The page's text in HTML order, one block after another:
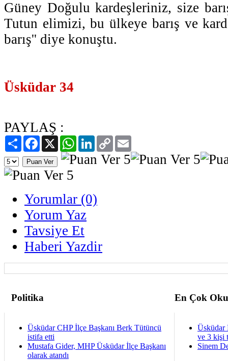
Güney Doğulu kardeşleriniz, size
Tutun elimizi, bu ülkeye barış ve
barış'' diye konuştu.
Üsküdar 34
PAYLAŞ :
PaylaşFacebook
X WhatsAppLinkedIn
Copy
Link
Yorumlar (0)
Yorum Yaz
Tavsiye Et
Haberi Yazdir
Politika En Çok
Üsküdar CHP İlçe Başkanı Berk Tütüncü
istifa etti
Mustafa Gider, MHP Üsküdar İlçe Başkanı
olarak atandı
Üsküdar
ve 3 kişi
Sinem